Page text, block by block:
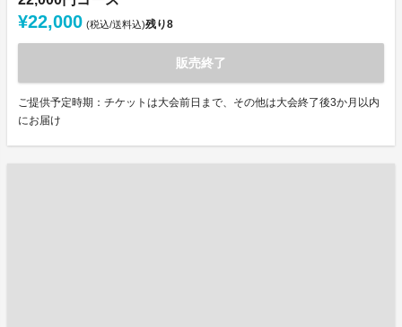
¥22,000 (税込/送料込)残り8
販売終了
ご提供予定時期：チケットは大会前日まで、その他は大会終了後3か月以内
にお届け